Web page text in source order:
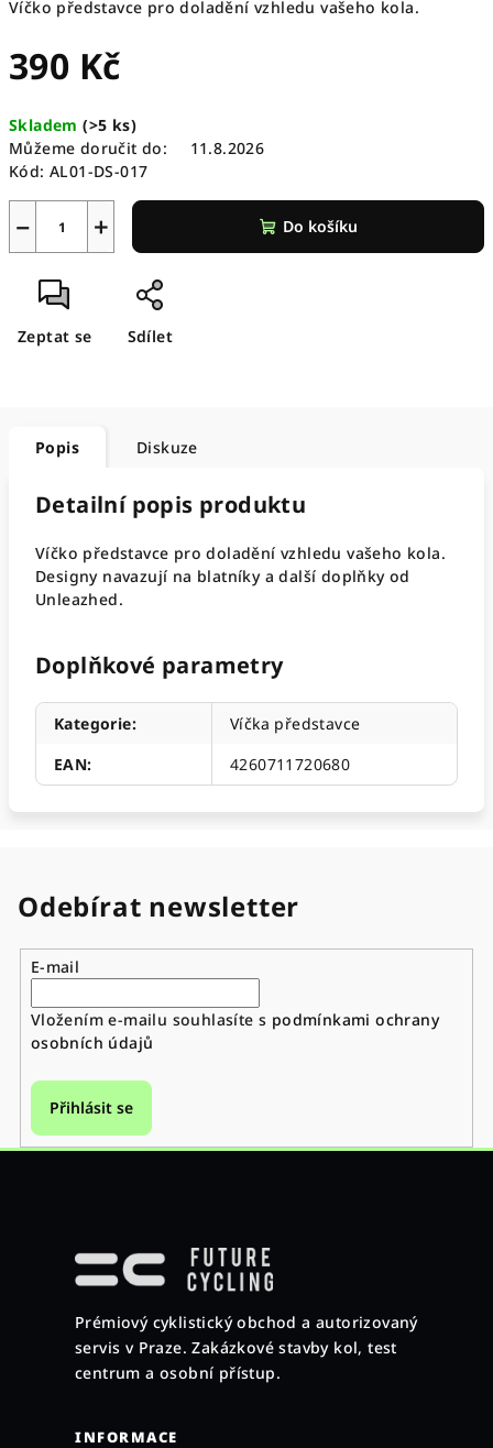
Víčko představce pro doladění vzhledu vašeho kola.
390 Kč
cena:
Skladem(>5 ks)
Můžeme doručit do:
11.8.2026
Kód: AL01-DS-017
+
− Do košíku
Zeptat se Sdílet
Popis Diskuze
Detailní popis produktu
Víčko představce pro doladění vzhledu vašeho kola.
Designy navazují na blatníky a další doplňky od
Unleazhed.
Doplňkové parametry
Kategorie:
Víčka představce
EAN: 4260711720680
Odebírat newsletter
E-mail
Vložením e-mailu souhlasíte s podmínkami ochrany
osobních údajů
Přihlásit se
Prémiový cyklistický obchod a autorizovaný
servis v Praze. Zakázkové stavby kol, test
centrum a osobní přístup.
INFORMACE